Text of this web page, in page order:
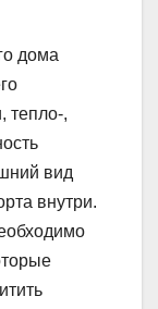
дома
тепло-,
вид
внутри.